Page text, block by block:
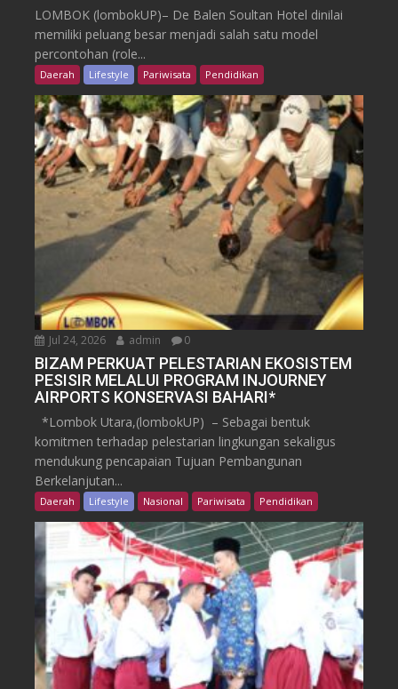
LOMBOK (lombokUP)– De Balen Soultan Hotel dinilai
memiliki peluang besar menjadi salah satu model
percontohan (role...
Daerah Lifestyle Pariwisata Pendidikan
Jul 24, 2026 admin 0
BIZAM PERKUAT PELESTARIAN EKOSISTEM
PESISIR MELALUI PROGRAM INJOURNEY
AIRPORTS KONSERVASI BAHARI*
*Lombok Utara,(lombokUP) – Sebagai bentuk
komitmen terhadap pelestarian lingkungan sekaligus
mendukung pencapaian Tujuan Pembangunan
Berkelanjutan...
Daerah Lifestyle Nasional Pariwisata Pendidikan